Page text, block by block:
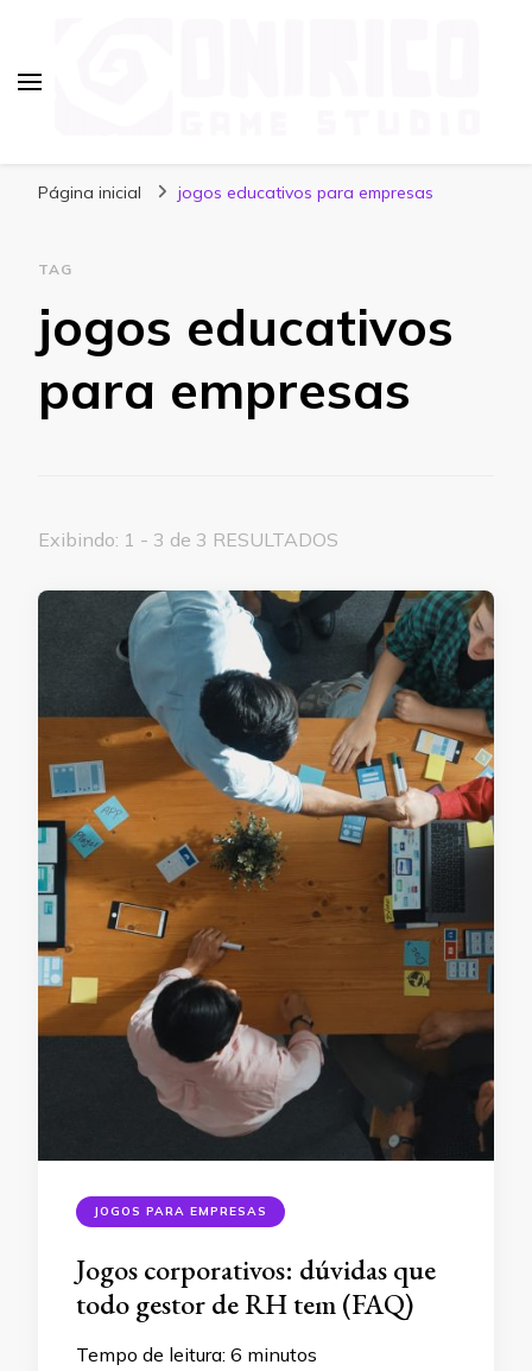
Página inicial jogos educativos para empresas
TAG
jogos educativos
para empresas
Exibindo: 1 - 3 de 3 RESULTADOS
JOGOS PARA EMPRESAS
Jogos corporativos: dúvidas que
todo gestor de RH tem (FAQ)
Tempo de leitura: 6 minutos